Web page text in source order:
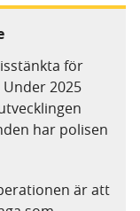
för
2025
har polisen
är att